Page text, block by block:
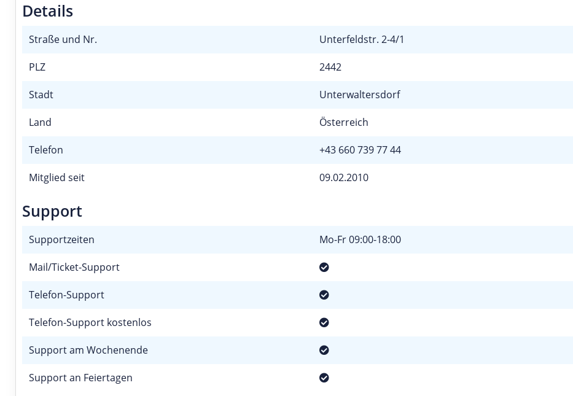
Details
Straße und Nr. Unterfeldstr. 2-4/1
PLZ 2442
Stadt Unterwaltersdorf
Land Österreich
Telefon +43 660 739 77 44
Mitglied seit 09.02.2010
Support
Supportzeiten Mo-Fr 09:00-18:00
Mail/Ticket-Support
Telefon-Support
Telefon-Support kostenlos
Support am Wochenende
Support an Feiertagen